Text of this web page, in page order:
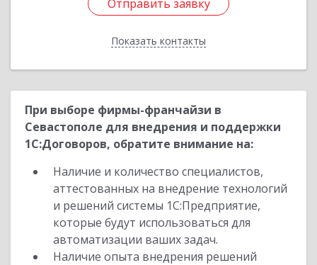
Отправить заявку
Показать контакты
Отправить заявку
Назад
При выборе фирмы-франчайзи в
Севастополе для внедрения и поддержки
1С:Договоров, обратите внимание на:
Наличие и количество специалистов,
аттестованных на внедрение технологий
и решений системы 1С:Предприятие,
которые будут использоваться для
автоматизации ваших задач.
Наличие опыта внедрения решений